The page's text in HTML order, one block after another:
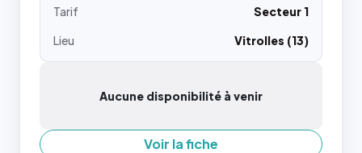
Tarif
Secteur 1
Lieu
Vitrolles (13)
Aucune disponibilité à venir
Voir la fiche